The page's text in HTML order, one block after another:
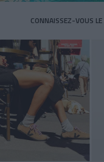
CONNAISSEZ-VOUS